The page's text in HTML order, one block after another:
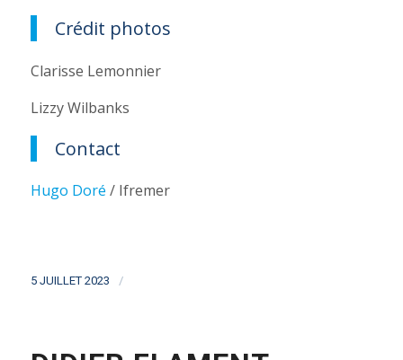
Crédit photos
Clarisse Lemonnier
Lizzy Wilbanks
Contact
Hugo Doré / Ifremer
5 JUILLET 2023 /